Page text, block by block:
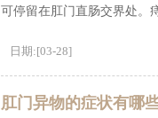
可停留在肛门直肠交界处。
日期:[03-28]
肛门异物的症状有哪